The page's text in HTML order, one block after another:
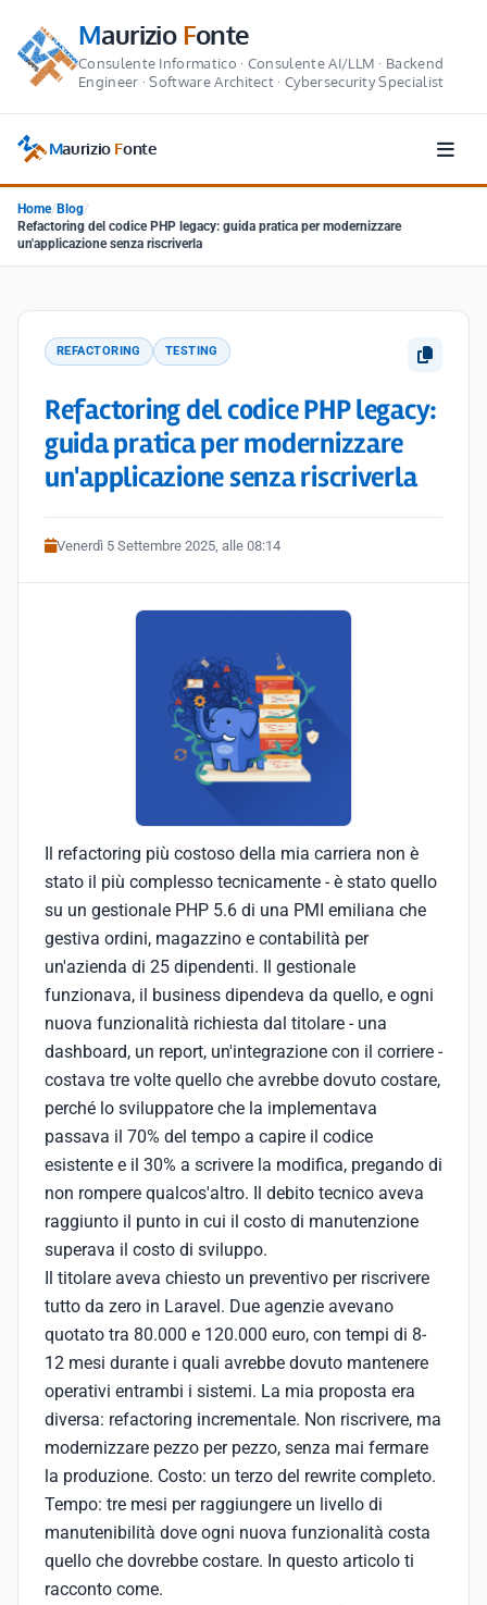
MaurizioFonte
Consulente Informatico · Consulente AI/LLM · Backend
Engineer · Software Architect · Cybersecurity Specialist
Maurizio Fonte
Home/ Blog/
Refactoring del codice PHP legacy: guida pratica per modernizzare
un'applicazione senza riscriverla
REFACTORING TESTING
Refactoring del codice PHP legacy:
guida pratica per modernizzare
un'applicazione senza riscriverla
Venerdì 5 Settembre 2025, alle 08:14
Il refactoring più costoso della mia carriera non è
stato il più complesso tecnicamente - è stato quello
su un gestionale PHP 5.6 di una PMI emiliana che
gestiva ordini, magazzino e contabilità per
un'azienda di 25 dipendenti. Il gestionale
funzionava, il business dipendeva da quello, e ogni
nuova funzionalità richiesta dal titolare - una
dashboard, un report, un'integrazione con il corriere -
costava tre volte quello che avrebbe dovuto costare,
perché lo sviluppatore che la implementava
passava il 70% del tempo a capire il codice
esistente e il 30% a scrivere la modifica, pregando di
non rompere qualcos'altro. Il debito tecnico aveva
raggiunto il punto in cui il costo di manutenzione
superava il costo di sviluppo.
Il titolare aveva chiesto un preventivo per riscrivere
tutto da zero in Laravel. Due agenzie avevano
quotato tra 80.000 e 120.000 euro, con tempi di 8-
12 mesi durante i quali avrebbe dovuto mantenere
operativi entrambi i sistemi. La mia proposta era
diversa: refactoring incrementale. Non riscrivere, ma
modernizzare pezzo per pezzo, senza mai fermare
la produzione. Costo: un terzo del rewrite completo.
Tempo: tre mesi per raggiungere un livello di
manutenibilità dove ogni nuova funzionalità costa
quello che dovrebbe costare. In questo articolo ti
racconto come.